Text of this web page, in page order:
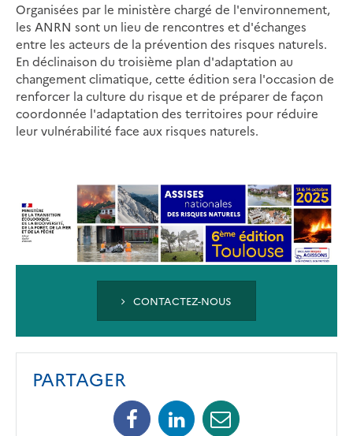
Organisées par le ministère chargé de l'environnement,
les ANRN sont un lieu de rencontres et d'échanges
entre les acteurs de la prévention des risques naturels.
En déclinaison du troisième plan d'adaptation au
changement climatique, cette édition sera l'occasion de
renforcer la culture du risque et de préparer de façon
coordonnée l'adaptation des territoires pour réduire
leur vulnérabilité face aux risques naturels.
CONTACTEZ-NOUS
PARTAGER
Facebook
(opens
Linkedin
(opens
Mail
(opens